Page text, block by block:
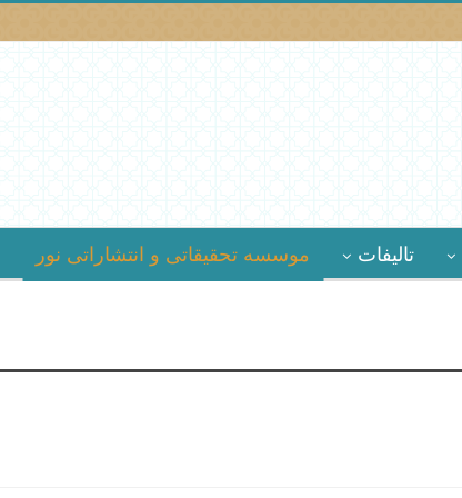
تالیفات موسسه تحقیقاتى و انتشاراتى نور